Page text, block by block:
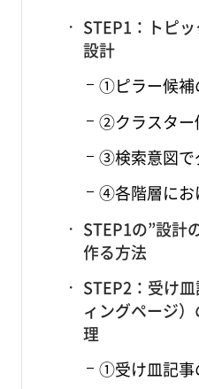
STEP1：トピ
設計
①ピラー候補
②クラスター
③検索意図で
④各階層にお
STEP1の”設計
作る方法
STEP2：受け
ィングページ
理
①受け皿記事